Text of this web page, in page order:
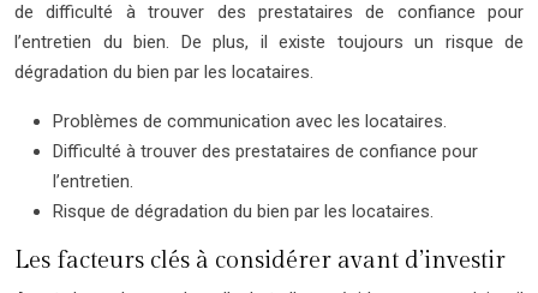
de difficulté à trouver des prestataires de confiance pour
l’entretien du bien. De plus, il existe toujours un risque de
dégradation du bien par les locataires.
Problèmes de communication avec les locataires.
Difficulté à trouver des prestataires de confiance pour
l’entretien.
Risque de dégradation du bien par les locataires.
Les facteurs clés à considérer avant d’investir